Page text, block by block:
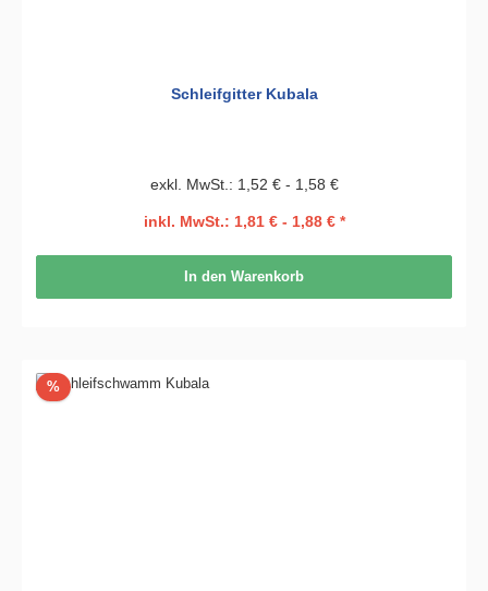
Schleifgitter Kubala
exkl. MwSt.: 1,52 € - 1,58 €
inkl. MwSt.: 1,81 € - 1,88 € *
In den Warenkorb
%Rabatt